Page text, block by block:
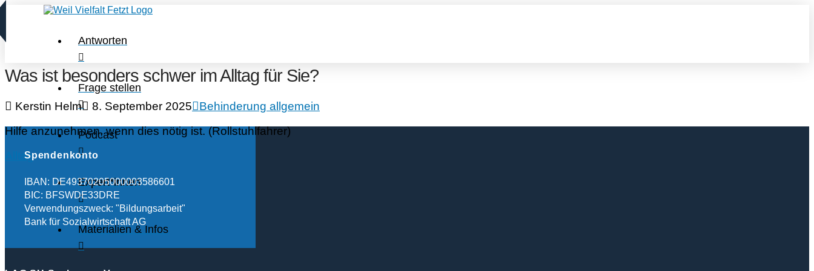
Antworten
Frage stellen
Podcast
Expert*innen
Materialien & Infos
Was ist besonders schwer im Alltag für Sie?
Kerstin Helm 8. September 2025
Behinderung allgemein
Hilfe anzunehmen, wenn dies nötig ist. (Rollstuhlfahrer)
AlltagSpendenkonto
IBAN: DE49370205000003586601
BIC: BFSWDE33DRE
Verwendungszweck: "Bildungsarbeit"
Bank für Sozialwirtschaft AG